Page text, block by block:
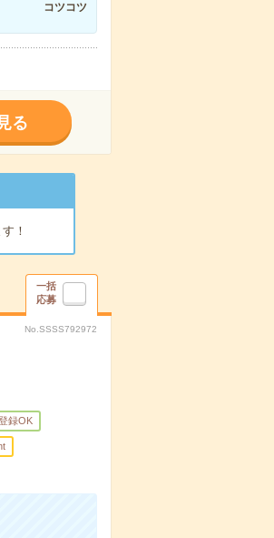
コツコツ
る
！
一括
応募
No.SSSS792972
録OK